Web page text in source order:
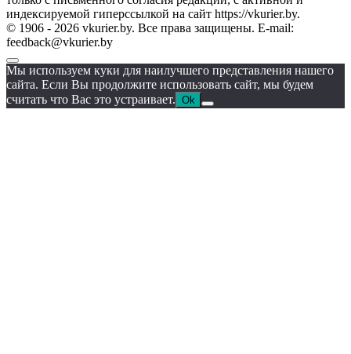
индексируемой гиперссылкой на сайт https://vkurier.by.
© 1906 - 2026 vkurier.by. Все права защищены. E-mail:
feedback@vkurier.by
Мы используем куки для наилучшего представления нашего
сайта. Если Вы продолжите использовать сайт, мы будем
считать что Вас это устраивает. Ok